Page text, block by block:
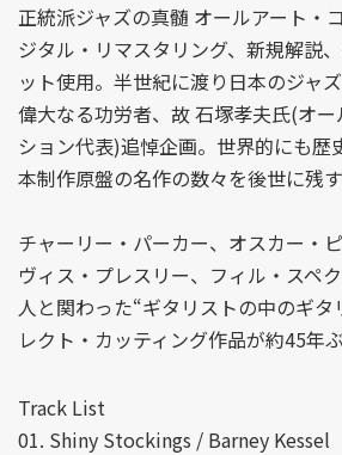
正統派ジャズの真髄 オールアート・
ジタル・リマスタリング、新規解説
ット使用。半世紀に渡り日本のジャ
偉大なる功労者、故 石塚孝夫氏(オ
ション代表)追悼企画。世界的にも歴
本制作原盤の名作の数々を後世に残
チャーリー・パーカー、オスカー・
ヴィス・プレスリー、フィル・スペ
人と関わった“ギタリストの中のギ
レクト・カッティング作品が約45年
Track List
01. Shiny Stockings / Barney Kessel